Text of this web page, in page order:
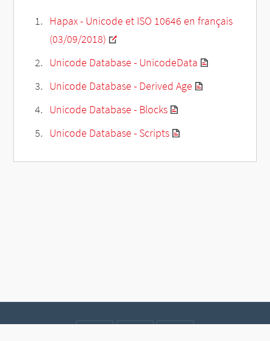
Hapax - Unicode et ISO 10646 en français
(03/09/2018)
Unicode Database - UnicodeData
Unicode Database - Derived Age
Unicode Database - Blocks
Unicode Database - Scripts